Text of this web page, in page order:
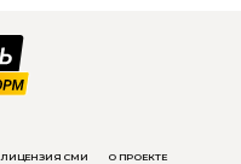
ЛИЦЕНЗИЯ СМИ О ПРОЕКТЕ